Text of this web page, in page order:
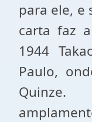
para ele, e
carta faz
1944
Paulo,
Quinze.